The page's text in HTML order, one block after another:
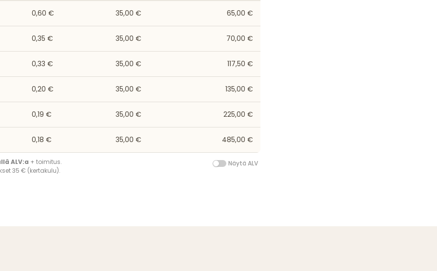
0,60 € 35,00 € 65,00 €
0,35 € 35,00 € 70,00 €
0,33 € 35,00 € 117,50 €
0,20 € 35,00 € 135,00 €
0,19 € 35,00 € 225,00 €
0,18 € 35,00 € 485,00 €
ALV:a + toimitus.
35 € (kertakulu).
Näytä ALV